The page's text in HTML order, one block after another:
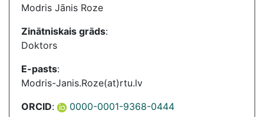
Modris Jānis Roze
Zinātniskais grāds:
Doktors
E-pasts:
Modris-Janis.Roze(at)rtu.lv
ORCID: 0000-0001-9368-0444